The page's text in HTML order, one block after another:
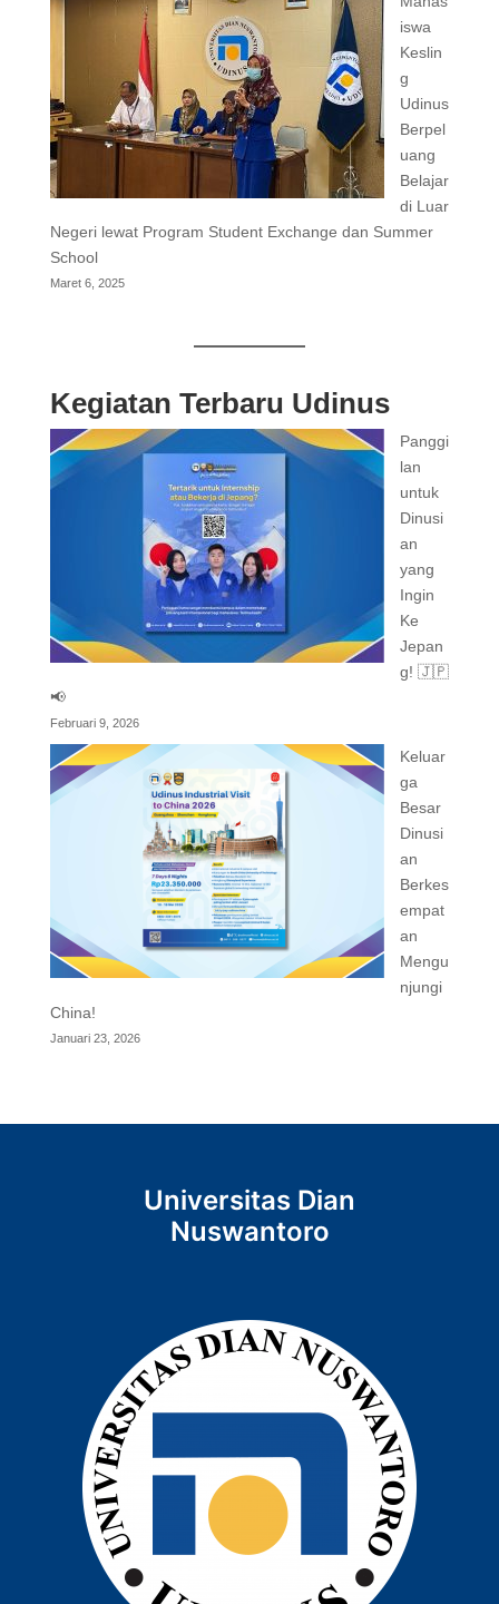
iswa
Keslin
g
Udinus
Berpel
uang
Belajar
di Luar
Negeri lewat Program Student Exchange dan Summer
School
Maret 6, 2025
Kegiatan Terbaru Udinus
Panggi
lan
untuk
Dinusi
an
yang
Ingin
Ke
Jepan
g! 🇯🇵
📢
Februari 9, 2026
Keluar
ga
Besar
Dinusi
an
Berkes
empat
an
Mengu
njungi
China!
Januari 23, 2026
Universitas Dian
Nuswantoro